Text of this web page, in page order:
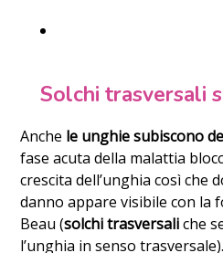
Solchi trasversali
Anche le unghie subiscono
fase acuta della malattia
crescita dell’unghia così che
danno appare visibile con la
Beau (solchi trasversaliche
l’unghia in senso